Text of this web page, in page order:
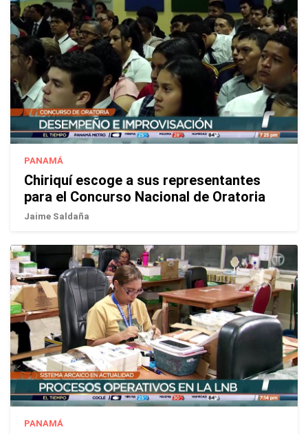
PANAMÁ
Chiriquí escoge a sus representantes
para el Concurso Nacional de Oratoria
Jaime Saldaña
PANAMÁ